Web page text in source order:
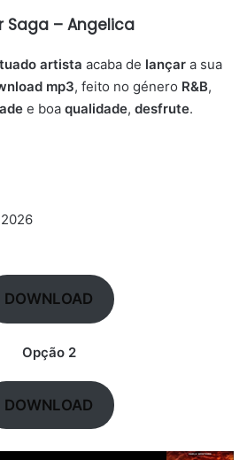
Saga – Angelica
artista acaba de lançar a sua
mp3, feito no género R&B,
e boa qualidade, desfrute.
DOWNLOAD
Opção 2
DOWNLOAD